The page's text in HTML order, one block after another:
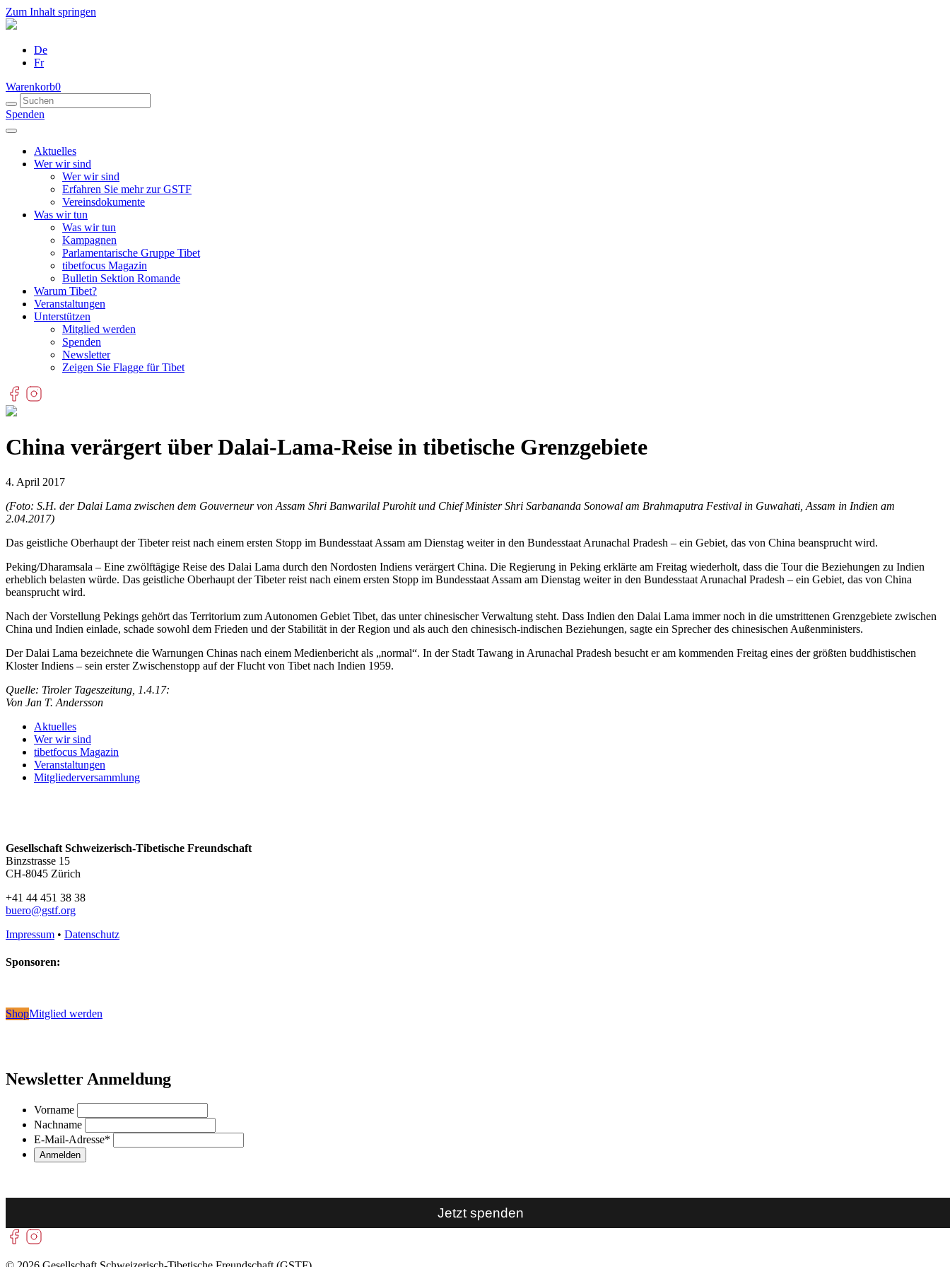
Zum Inhalt springen
De
Fr
Warenkorb0
Spenden
Aktuelles
Wer wir sind
Wer wir sind
Erfahren Sie mehr zur GSTF
Vereinsdokumente
Was wir tun
Was wir tun
Kampagnen
Parlamentarische Gruppe Tibet
tibetfocus Magazin
Bulletin Sektion Romande
Warum Tibet?
Veranstaltungen
Unterstützen
Mitglied werden
Spenden
Newsletter
Zeigen Sie Flagge für Tibet
China verärgert über Dalai-Lama-Reise in tibetische Grenzgebiete
4. April 2017
(Foto: S.H. der Dalai Lama zwischen dem Gouverneur von Assam Shri Banwarilal Purohit und Chief Minister Shri Sarbananda Sonowal am Brahmaputra Festival in Guwahati, Assam in Indien am
2.04.2017)
Das geistliche Oberhaupt der Tibeter reist nach einem ersten Stopp im Bundesstaat Assam am Dienstag weiter in den Bundesstaat Arunachal Pradesh – ein Gebiet, das von China beansprucht wird.
Peking/Dharamsala – Eine zwölftägige Reise des Dalai Lama durch den Nordosten Indiens verärgert China. Die Regierung in Peking erklärte am Freitag wiederholt, dass die Tour die Beziehungen zu Indien
erheblich belasten würde. Das geistliche Oberhaupt der Tibeter reist nach einem ersten Stopp im Bundesstaat Assam am Dienstag weiter in den Bundesstaat Arunachal Pradesh – ein Gebiet, das von China
beansprucht wird.
Nach der Vorstellung Pekings gehört das Territorium zum Autonomen Gebiet Tibet, das unter chinesischer Verwaltung steht. Dass Indien den Dalai Lama immer noch in die umstrittenen Grenzgebiete zwischen
China und Indien einlade, schade sowohl dem Frieden und der Stabilität in der Region und als auch den chinesisch-indischen Beziehungen, sagte ein Sprecher des chinesischen Außenministers.
Der Dalai Lama bezeichnete die Warnungen Chinas nach einem Medienbericht als „normal“. In der Stadt Tawang in Arunachal Pradesh besucht er am kommenden Freitag eines der größten buddhistischen
Kloster Indiens – sein erster Zwischenstopp auf der Flucht von Tibet nach Indien 1959.
Quelle: Tiroler Tageszeitung, 1.4.17:
Von Jan T. Andersson
Aktuelles
Wer wir sind
tibetfocus Magazin
Veranstaltungen
Mitgliederversammlung
Gesellschaft Schweizerisch-Tibetische Freundschaft
Binzstrasse 15
CH-8045 Zürich
+41 44 451 38 38
buero@gstf.org
Impressum • Datenschutz
Sponsoren:
ShopMitglied werden
Newsletter Anmeldung
Vorname
Nachname
E-Mail-Adresse*
Jetzt spenden